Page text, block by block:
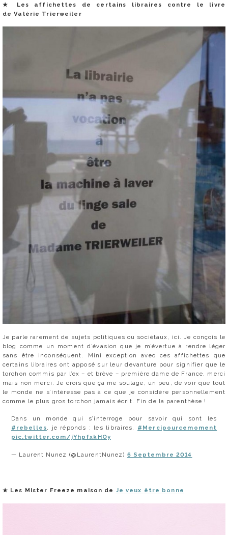
★
Les affichettes de certains libraires contre le livre
de Valérie Trierweiler
Je parle rarement de sujets politiques ou sociétaux, ici. Je conçois le
blog comme un moment d’évasion que je m’évertue à rendre léger
sans être inconséquent. Mini exception avec ces affichettes que
certains libraires ont apposé sur leur devanture pour signifier que le
torchon commis par l’ex – et brève – première dame de France, merci
mais non merci. Je crois que ça me soulage, un peu, de voir que tout
le monde ne s’intéresse pas à ce que je considère personnellement
comme le plus gros torchon jamais écrit. Fin de la parenthèse !
Dans un monde qui s’interroge pour savoir qui sont les
#rebelles, je réponds : les libraires. #Mercipourcemoment
pic.twitter.com/jYhpfxkHOy
— Laurent Nunez (@LaurentNunez) 6 Septembre 2014
★ Les Mister Freeze maison de Je veux être bonne